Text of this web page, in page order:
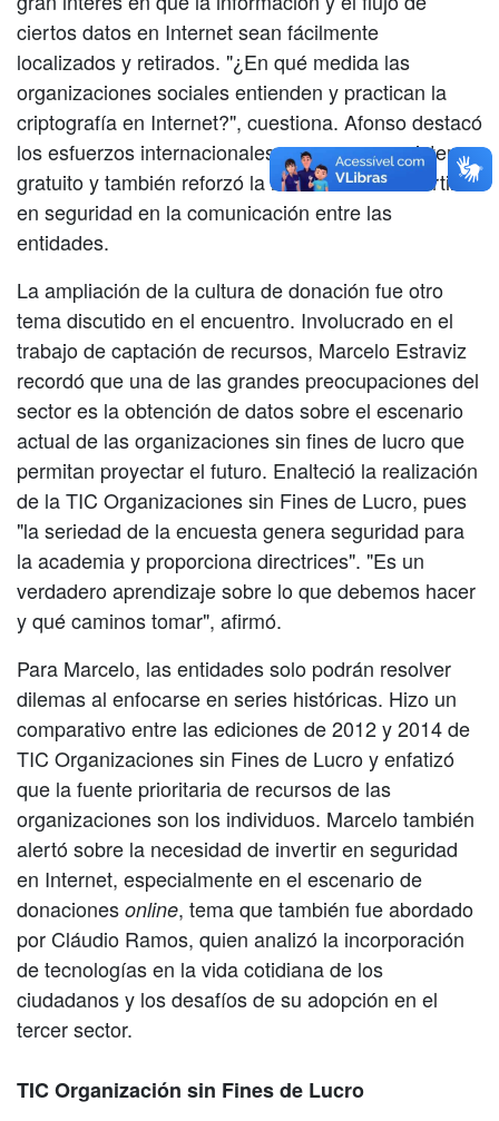
ciertos datos en Internet sean fácilmente
localizados y retirados. "¿En qué medida las
organizaciones sociales entienden y practican la
criptografía en Internet?", cuestiona. Afonso destacó
los esfuerzos internacionales para crear un sistema
gratuito y también reforzó la necesidad de invertir
en seguridad en la comunicación entre las
entidades.
La ampliación de la cultura de donación fue otro
tema discutido en el encuentro. Involucrado en el
trabajo de captación de recursos, Marcelo Estraviz
recordó que una de las grandes preocupaciones del
sector es la obtención de datos sobre el escenario
actual de las organizaciones sin fines de lucro que
permitan proyectar el futuro. Enalteció la realización
de la TIC Organizaciones sin Fines de Lucro, pues
"la seriedad de la encuesta genera seguridad para
la academia y proporciona directrices". "Es un
verdadero aprendizaje sobre lo que debemos hacer
y qué caminos tomar", afirmó.
Para Marcelo, las entidades solo podrán resolver
dilemas al enfocarse en series históricas. Hizo un
comparativo entre las ediciones de 2012 y 2014 de
TIC Organizaciones sin Fines de Lucro y enfatizó
que la fuente prioritaria de recursos de las
organizaciones son los individuos. Marcelo también
alertó sobre la necesidad de invertir en seguridad
en Internet, especialmente en el escenario de
donaciones online, tema que también fue abordado
por Cláudio Ramos, quien analizó la incorporación
de tecnologías en la vida cotidiana de los
ciudadanos y los desafíos de su adopción en el
tercer sector.
TIC Organización sin Fines de Lucro